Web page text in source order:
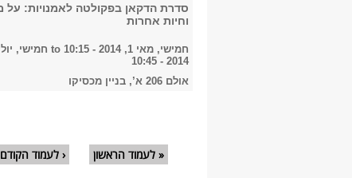
סדרת הדקאן בפקולטה לאמנויות: על
וחיות אחרות
חמישי, מאי 1, 2014 - 10:15
2014 - 10:45
אולם 206 א’, בניין מכסיקו
עמודים« לעמוד הראשון ‹ לעמוד הקודם